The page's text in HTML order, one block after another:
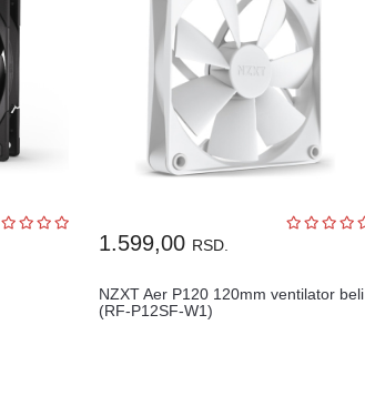
1.599,00 RSD.
NZXT Aer P120 120mm ventilator beli
(RF-P12SF-W1)